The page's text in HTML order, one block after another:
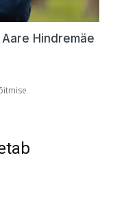
Hindremäe